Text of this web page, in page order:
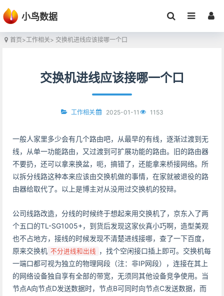
小鸟数据
首页>工作相关> 交换机进线应该接哪一个口
交换机进线应该接哪一个口
工作相关 2025-01-11 1153
一般人家里多少会有几个路由吧，从最早的有线，逐渐过渡到无
线，从单一功能路由，又过渡到可扩展功能的路由。旧的路由器
不要扔，还可以拿来换盆，呃，搞错了，还能拿来桥接网络。所
以拆分线路这种本来应该由交换机做的事情，在家就被退役的路
由器给取代了。以上是博主对从没用过交换机的狡辩。
公司线路改造，分线的时候终于想起来用交换机了，京东入了两
个五口的TL-SG1005+，到货后发现这家伙真小巧啊，造型美观
也不占地方，接线的时候发现不清楚进线接哪，查了一下百度，
原来交换机 不分进线和出线 ，找个空闲接口插上即可。交换机每
一端口都可视为独立的物理网段（注：非IP网段），连接在其上
的网络设备独自享有全部的带宽，无须同其他设备竞争使用。当
节点A向节点D发送数据时，节点B可同时向节点C发送数据，而